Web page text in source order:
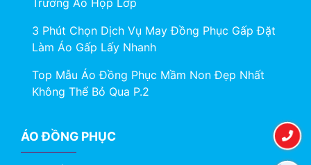
3 Phút Chọn Dịch Vụ May Đồng Phục Gấp Đặt
Làm Áo Gấp Lấy Nhanh
Top Mẫu Áo Đồng Phục Mầm Non Đẹp Nhất
Không Thể Bỏ Qua P.2
ÁO ĐỒNG PHỤC